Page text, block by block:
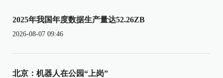
2025年我国年度数据生产量达52.26ZB
2026-08-07 09:46
北京：机器人在公园“上岗”